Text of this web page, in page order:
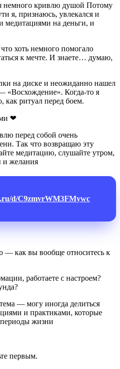
немного кривлю душой Потому
я, признаюсь, увлекался и
медитациями на деньги, и
хоть немного помогало
к мечте. И знаете… думаю,
на диске и неожиданно нашел
Когда-то я
как ритуал перед боем.
❤
перед собой очень
Так что возвращаю эту
медитацию, слушайте утром,
и желания
d/C9zmvrWM3FMywc
— как вы вообще относитесь к
работаете с настроем?
— могу иногда делиться
и практиками, которые
жизни
первым.